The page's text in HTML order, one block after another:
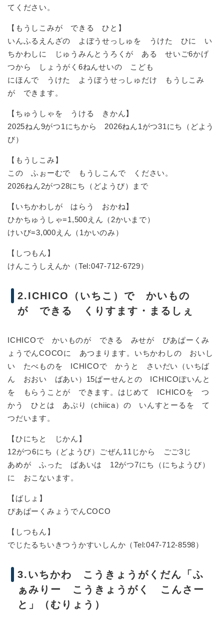
てください。
【もうしこみが できる ひと】
いんふるえんざの よぼうせっしゅを うけた ひに い
ちかわしに じゅうみんとうろくが ある せいご6かげ
つから しょうがく6ねんせいの こども
にほんで うけた ようぼうせっしゅだけ もうしこみ
が できます。
【ちゅうしゃを うける きかん】
2025ねん9がつ1にちから 2026ねん1がつ31にち（どよう
び）
【もうしこみ】
この ふぉーむで もうしこんで ください。
2026ねん2がつ28にち（どようび）まで
【いちかわしが はらう おかね】
ひかちゅうしゃ=1,500えん（2かいまで）
けいび=3,000えん（1かいのみ）
【しつもん】
けんこうしえんか（Tel:047-712-6729）
2.ICHICO（いちこ）で かいもの
が できる くりすます・まるしぇ
ICHICOで かいものが できる みせが ぴあぱーくみ
ょうでんCOCOに あつまります。いちかわしの おいし
い たべものを ICHICOで かうと さいだい（いちば
ん おおい ばあい）15ぱーせんとの ICHICOぽいんと
を もらうことが できます。はじめて ICHICOを つ
かう ひとは あぷり（chiica）の いんすとーるを て
つだいます。
【ひにちと じかん】
12がつ6にち（どようび）ごぜん11じから ごご3じ
あめが ふった ばあいは 12がつ7にち（にちようび）
に おこないます。
【ばしょ】
ぴあぱーくみょうでんCOCO
【しつもん】
でじたるちいきつうかすいしんか（Tel:047-712-8598）
3.いちかわ こうきょうがくだん「ふ
ぁみりー こうきょうがく こんさー
と」（むりょう）